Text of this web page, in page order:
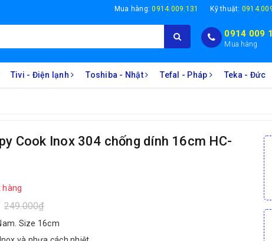
Mua hàng:0914.009.131 Kỹ thuật:
0914 009
Mua hàng
Tivi - Điện lạnh Toshiba - Nhật Tefal - Pháp Teka - Đức
Cook Inox 304 chống dính 16cm HC-
hàng
249.000₫
Size 16cm